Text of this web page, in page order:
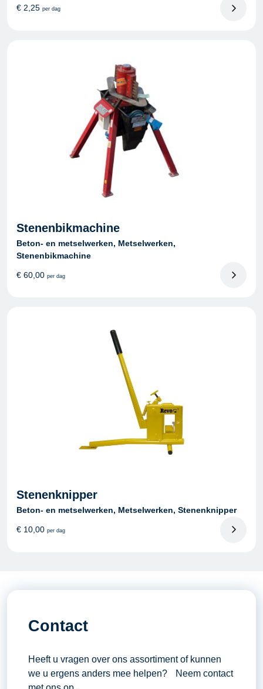
€ 2,25 per dag
Stenenbikmachine
Beton- en metselwerken, Metselwerken,
Stenenbikmachine
€ 60,00 per dag
Stenenknipper
Beton- en metselwerken, Metselwerken, Stenenknipper
€ 10,00 per dag
Contact
Heeft u vragen over ons assortiment of kunnen
we u ergens anders mee helpen? Neem contact